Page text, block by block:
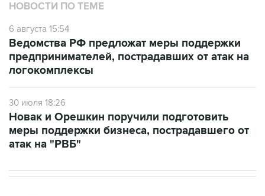
НОВОСТИ ПО ТЕМЕ
6 августа 15:54
Ведомства РФ предложат меры поддержки
предпринимателей, пострадавших от атак на
логокомплексы
30 июля 18:26
Новак и Орешкин поручили подготовить
меры поддержки бизнеса, пострадавшего от
атак на "РВБ"